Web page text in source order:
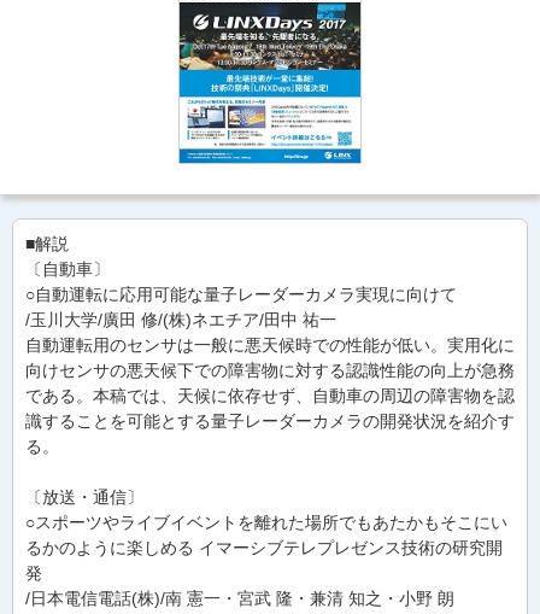
■解説
〔自動車〕
○自動運転に応用可能な量子レーダーカメラ実現に向けて
/玉川大学/廣田 修/(株)ネエチア/田中 祐一
自動運転用のセンサは一般に悪天候時での性能が低い。実用化に
向けセンサの悪天候下での障害物に対する認識性能の向上が急務
である。本稿では、天候に依存せず、自動車の周辺の障害物を認
識することを可能とする量子レーダーカメラの開発状況を紹介す
る。
〔放送・通信〕
○スポーツやライブイベントを離れた場所でもあたかもそこにい
るかのように楽しめる イマーシブテレプレゼンス技術の研究開
発
/日本電信電話(株)/南 憲一・宮武 隆・兼清 知之・小野 朗